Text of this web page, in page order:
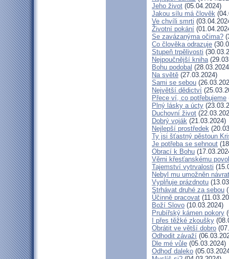
Jeho život (05.04.2024)
Jakou sílu má člověk
Ve chvíli smrti
Životní pokání
Se zavázanýma očima?
Co člověka odrazuje
Stupeň trpělivosti
Nejpoučnější kniha
Bohu podobal
Na světě (27.03.2024)
Sami se sebou
Největší dědictví
Přece ví, co potřebujeme
Plný lásky a úcty
Duchovní život
Dobrý voják (21.03.2024)
Nejlepší prostředek
Ty jsi šťastný pěstoun
Je potřeba se sehnout
Obrací k Bohu
Věrni křesťanskému
Tajemství vytrvalosti
Nebyl mu umožněn návrat
Vyplňuje prázdnotu
Strhávat druhé za sebou
Účinně pracovat
Boží Slovo (10.03.2024)
Prubířský kámen pokory
I přes těžké zkoušky
Obrátit ve větší dobro
Odhodit závaží
Dle mé vůle (05.03.2024)
Odhoď daleko